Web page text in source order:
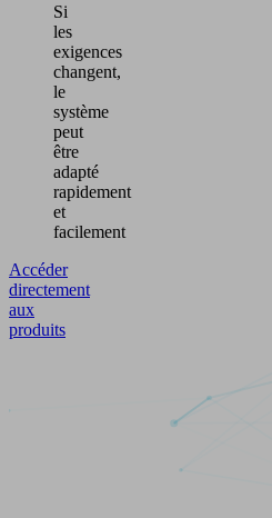
Si
les
exigences
changent,
le
système
peut
être
adapté
rapidement
et
facilement
Accéder
directement
aux
produits